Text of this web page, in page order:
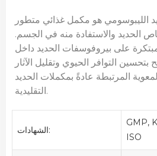
الليبوسومي هو مكمل غذائي متطور
الحديد والاستفادة منه في الجسم.
على بيروفوسفات الحديد داخل
التوافر الحيوي وتقليل الآثار
المرتبطة عادةً بمكملات الحديد
التقليدية.
الشهادات:
GMP,
ISO